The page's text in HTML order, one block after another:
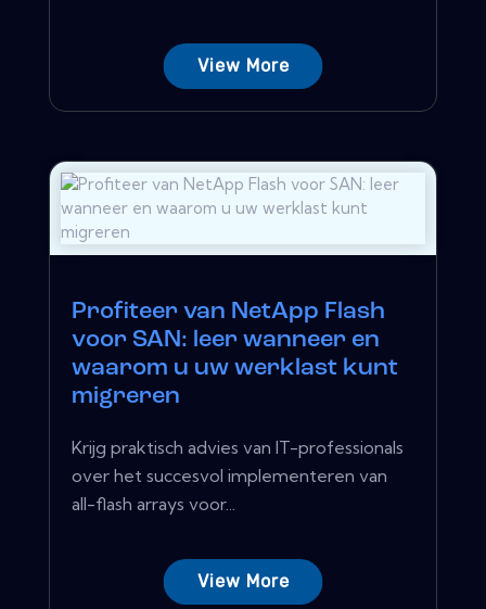
View More
Profiteer van NetApp Flash
voor SAN: leer wanneer en
waarom u uw werklast kunt
migreren
Krijg praktisch advies van IT-professionals
over het succesvol implementeren van
all-flash arrays voor...
View More